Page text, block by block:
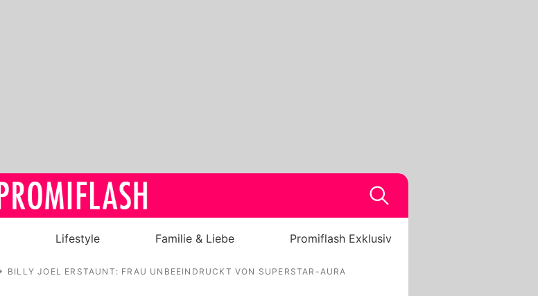
Royals
Lifestyle Familie & Liebe Promiflash Exklusiv
BILLY JOEL ERSTAUNT: FRAU UNBEEINDRUCKT VON SUPERSTAR-AURA